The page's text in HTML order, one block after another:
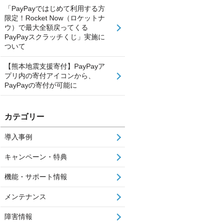
「PayPayではじめて利用する方
限定！Rocket Now（ロケットナ
ウ）で最大全額戻ってくる
PayPayスクラッチくじ」実施に
ついて
【熊本地震支援寄付】PayPayア
プリ内の寄付アイコンから、
PayPayの寄付が可能に
カテゴリー
導入事例
キャンペーン・特典
機能・サポート情報
メンテナンス
障害情報